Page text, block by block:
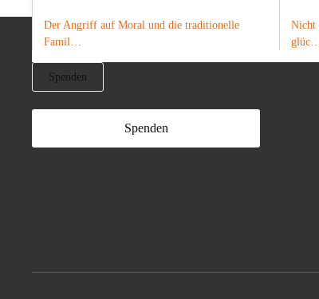
Der Angriff auf Moral und die traditionelle
Famil…
Nicht
glüc…
Spenden
Spenden